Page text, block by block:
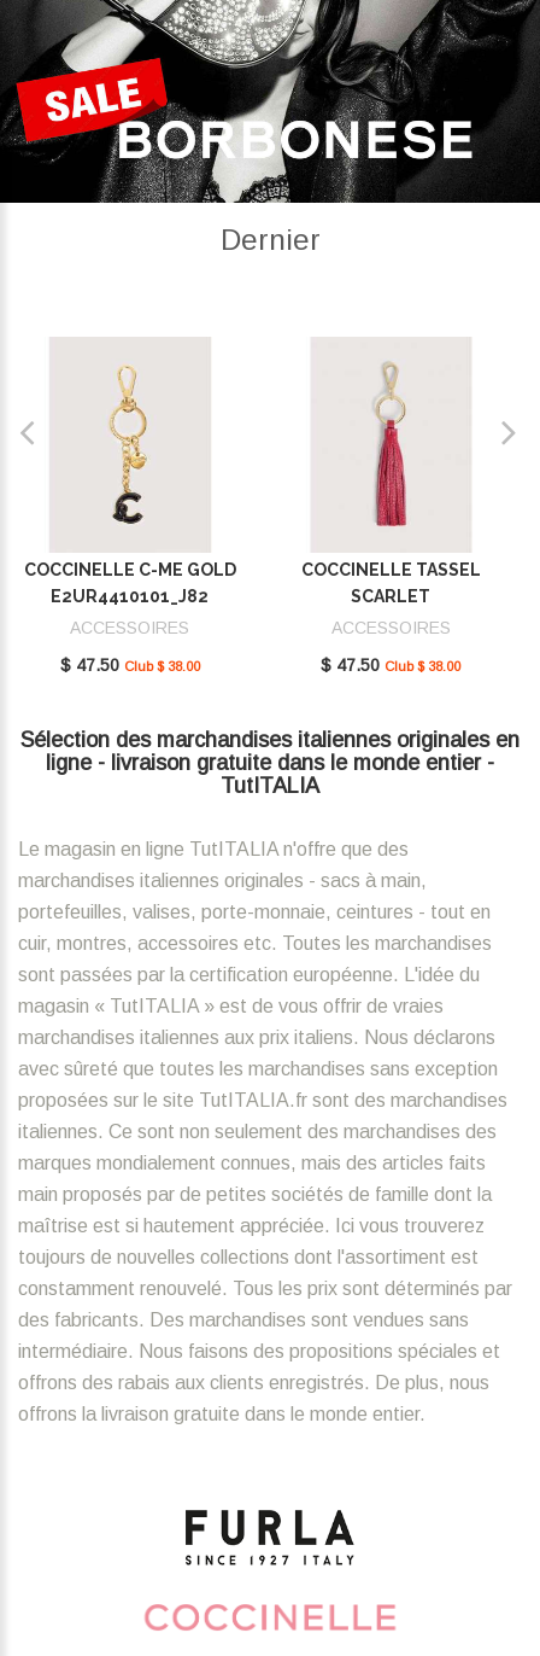
Dernier
COCCINELLE C-ME GOLD
E2UR4410101_J82
ACCESSOIRES
$ 47.50 Club $ 38.00
COCCINELLE TASSEL
SCARLET
E2MU0410101_R02
ACCESSOIRES
$ 47.50 Club $ 38.00
Sélection des marchandises italiennes originales en
ligne - livraison gratuite dans le monde entier -
TutITALIA
Le magasin en ligne TutITALIA n'offre que des
marchandises italiennes originales - sacs à main,
portefeuilles, valises, porte-monnaie, ceintures - tout en
cuir, montres, accessoires etc. Toutes les marchandises
sont passées par la certification européenne. L'idée du
magasin « TutITALIA » est de vous offrir de vraies
marchandises italiennes aux prix italiens. Nous déclarons
avec sûreté que toutes les marchandises sans exception
proposées sur le site TutITALIA.fr sont des marchandises
italiennes. Ce sont non seulement des marchandises des
marques mondialement connues, mais des articles faits
main proposés par de petites sociétés de famille dont la
maîtrise est si hautement appréciée. Ici vous trouverez
toujours de nouvelles collections dont l'assortiment est
constamment renouvelé. Tous les prix sont déterminés par
des fabricants. Des marchandises sont vendues sans
intermédiaire. Nous faisons des propositions spéciales et
offrons des rabais aux clients enregistrés. De plus, nous
offrons la livraison gratuite dans le monde entier.